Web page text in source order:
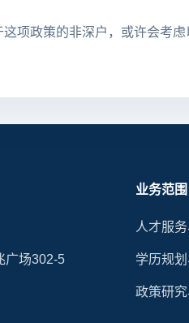
项政策的非深户，或许会考
广场302-5
业务范围
人才服
学历规
政策研